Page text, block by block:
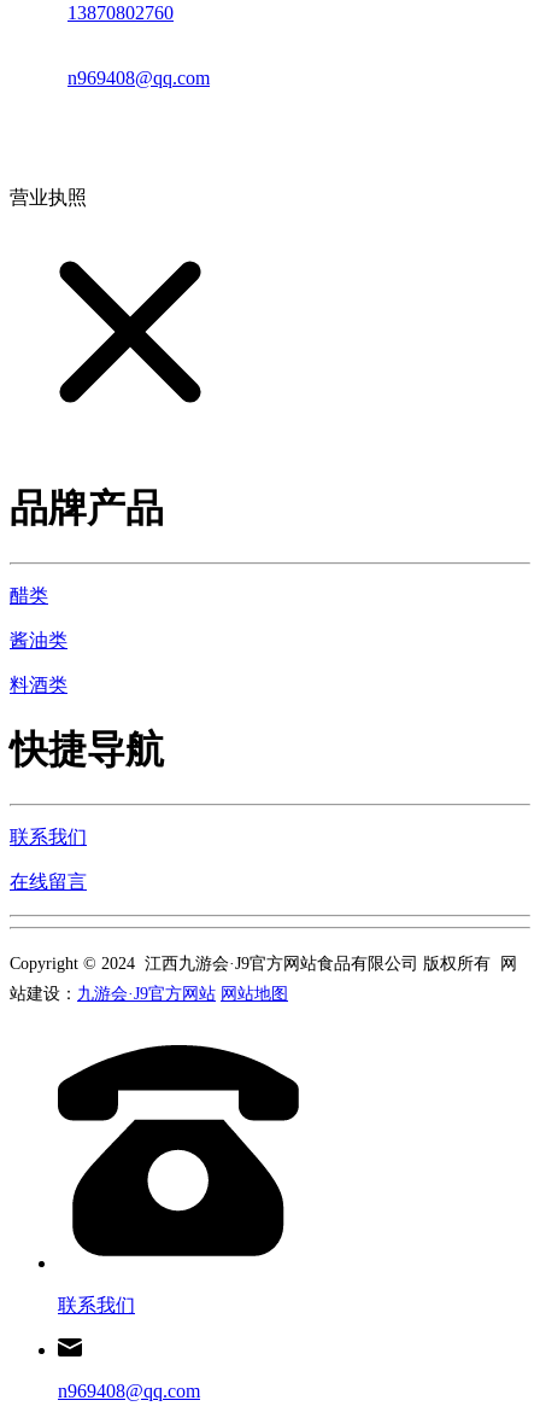
13870802760
n969408@qq.com
营业执照
品牌产品
醋类
酱油类
料酒类
快捷导航
联系我们
在线留言
Copyright © 2024 江西九游会·J9官方网站食品有限公司 版权所有 网
站建设： 九游会·J9官方网站 网站地图
联系我们
n969408@qq.com